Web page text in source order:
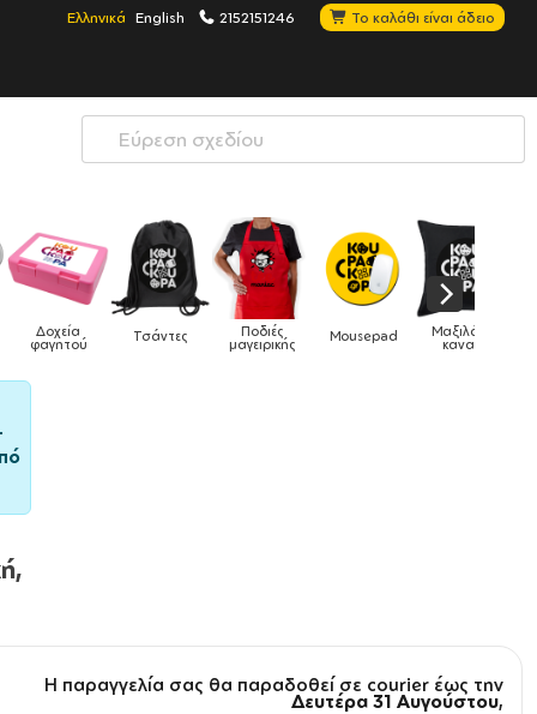
Ελληνικά English 2152151246 Το καλάθι είναι άδειο
Mousepad Μαξιλάρια
καναπέ Phone Holders Ρολόγια Βρεφικά
Η παραγγελία σας θα παραδοθεί σε courier έως την
Δευτέρα 31 Αυγούστου,